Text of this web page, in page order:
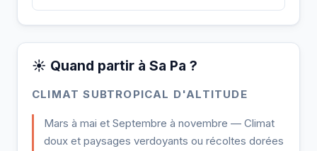
☀️ Quand partir à Sa Pa ?
CLIMAT SUBTROPICAL D'ALTITUDE
Mars à mai et Septembre à novembre — Climat
doux et paysages verdoyants ou récoltes dorées